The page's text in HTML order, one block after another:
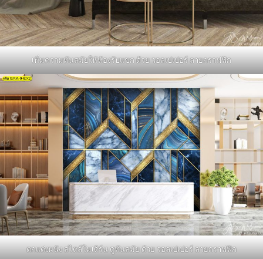
เพิ่มความทันสมัยให้ห้องรับแขก ด้วย วอลเปเปอร์ ลายกราฟฟิก
ตกแต่งผนัง สไตล์โมเดิร์น ดูทันสมัย ด้วย วอลเปเปอร์ ลายกราฟฟิก